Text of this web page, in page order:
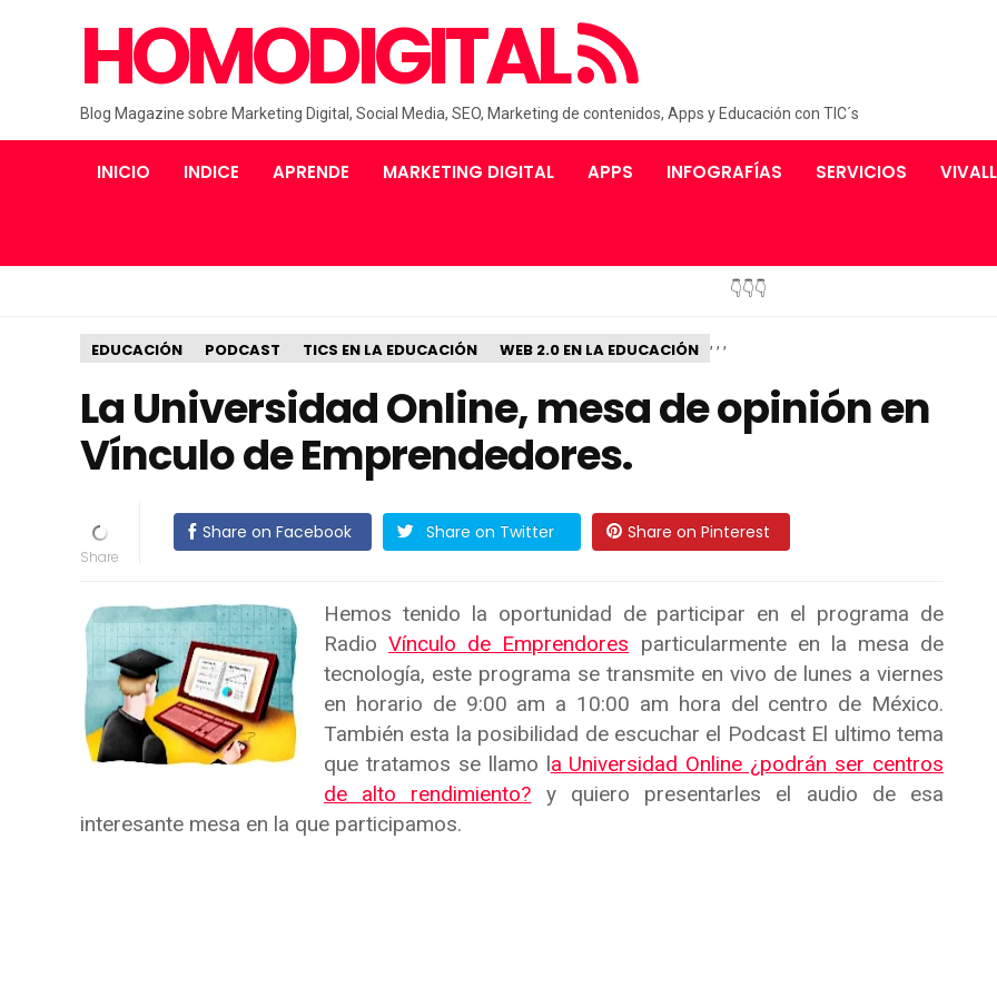
HOMODIGITAL
Blog Magazine sobre Marketing Digital, Social Media, SEO, Marketing de contenidos, Apps y Educación con TIC´s
INICIO INDICE APRENDE MARKETING DIGITAL APPS INFOGRAFÍAS SERVICIOS
👇👇👇
EDUCACIÓN ,
PODCAST ,
TICS EN LA EDUCACIÓN ,
WEB 2.0 EN LA EDUCACIÓN
La Universidad Online, mesa de opinión en
Vínculo de Emprendedores.
Share on Facebook Share on Twitter Share on Pinterest
Hemos tenido la oportunidad de participar en el programa de
RadioVínculo de Emprendores particularmente en la mesa de
tecnología, este programa se transmite en vivo de lunes a viernes
en horario de 9:00 am a 10:00 am hora del centro de México.
También esta la posibilidad de escuchar el Podcast El ultimo tema
que tratamos se llamo la Universidad Online ¿podrán ser centros
de alto rendimiento? y quiero presentarles el audio de esa
interesante mesa en la que participamos.